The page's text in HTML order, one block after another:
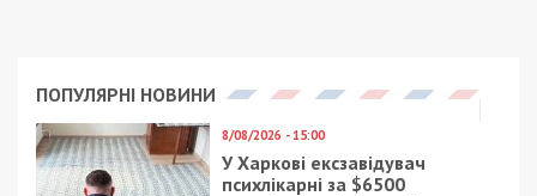
ПОПУЛЯРНІ НОВИНИ
8/08/2026 - 15:00
У Харкові ексзавідувач
психлікарні за $6500